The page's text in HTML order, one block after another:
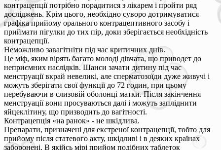
контрацепції потрібно порадитися з лікарем і пройти ряд
досліджень. Крім цього, необхідно суворо дотримуватися
графіка прийому орального контрацептивного засобу і
приймати пігулки до тих пір, доки зберігається необхідність
контрацепції.
Неможливо завагітніти під час критичних днів.
Це міф, яким вірять багато молоді дівчата, що приводет до
неприємних наслідків. Шанси зачати дитину під час
менструації вкрай невеликі, але сперматозоїди дуже живучі і
можуть зберігати свої функції до 72 годин, при цьому
перебуваючи в слизовій оболонці матки. Після закінчення
менструації вони просуваються далі і можуть запліднити
яйцеклітину, що призводить до вагітності.
Контрацепція «на ранок» - не шкідлива.
Препарати, призначені для екстреної контрацепції, тобто для
прийому після статевого акту, шкідливі і в деяких країнах
заборонені. В якійсь мірі прийом подібних таблеток